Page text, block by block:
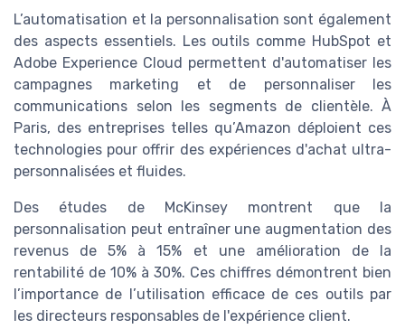
L’automatisation et la personnalisation sont également
des aspects essentiels. Les outils comme HubSpot et
Adobe Experience Cloud permettent d'automatiser les
campagnes marketing et de personnaliser les
communications selon les segments de clientèle. À
Paris, des entreprises telles qu’Amazon déploient ces
technologies pour offrir des expériences d'achat ultra-
personnalisées et fluides.
Des études de McKinsey montrent que la
personnalisation peut entraîner une augmentation des
revenus de 5% à 15% et une amélioration de la
rentabilité de 10% à 30%. Ces chiffres démontrent bien
l’importance de l’utilisation efficace de ces outils par
les directeurs responsables de l'expérience client.